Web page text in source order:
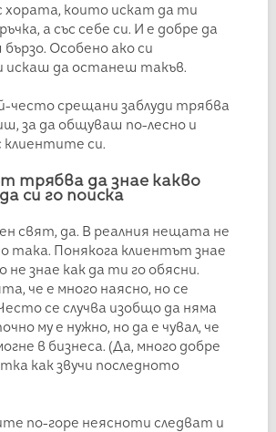
хората, които искат да ти
а със себе си. И е добре да
Особено ако си
искаш да останеш такъв.
често срещани заблуди трябва
за да общуваш по-лесно и
си.
трябва да знае какво
си го поиска
свят, да. В реалния нещата не
така. Понякога клиентът знае
не знае как да ти го обясни.
че е много наясно, но се
се случва изобщо да няма
му е нужно, но да е чувал, че
в бизнеса. (Да, много добре
как звучи последното
по-горе неясноти следват и